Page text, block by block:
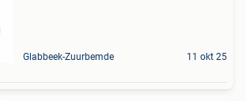
Glabbeek-Zuurbemde 11 okt 25